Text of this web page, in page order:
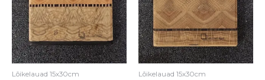
Lõikelauad 15x30cm Lõikelauad 15x30cm